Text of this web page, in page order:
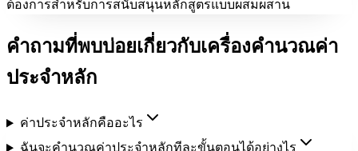
ต้องการสำหรับการสนับสนุนหลักสูตรแบบผสมผสาน
คำถามที่พบบ่อยเกี่ยวกับเครื่องคำนวณค่า
ประจำหลัก
ค่าประจำหลักคืออะไร
ฉันจะคำนวณค่าประจำหลักทีละขั้นตอนได้อย่างไร